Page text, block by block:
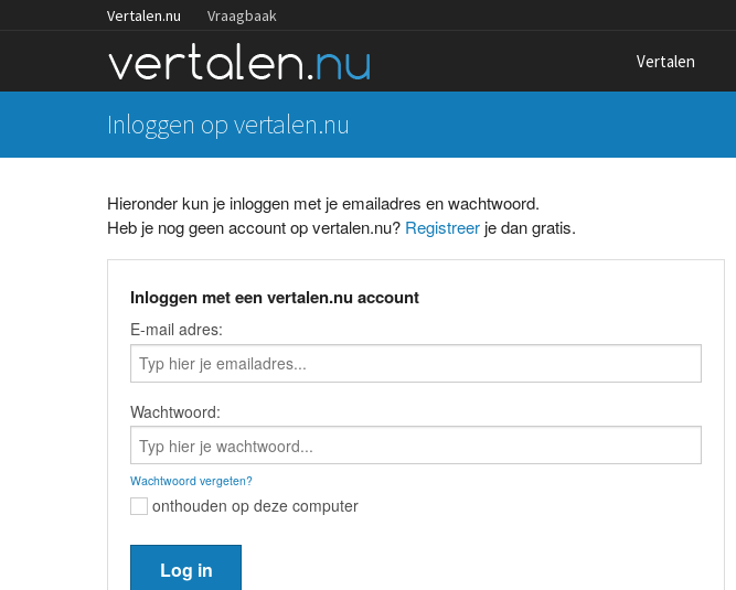
Vertalen.nu Vraagbaak
Vertalen
Inloggen op vertalen.nu
Hieronder kun je inloggen met je emailadres en wachtwoord.
Heb je nog geen account op vertalen.nu? Registreerje dan gratis.
Inloggen met een vertalen.nu account
E-mail adres:
Wachtwoord:
Wachtwoord vergeten?
onthouden op deze computer